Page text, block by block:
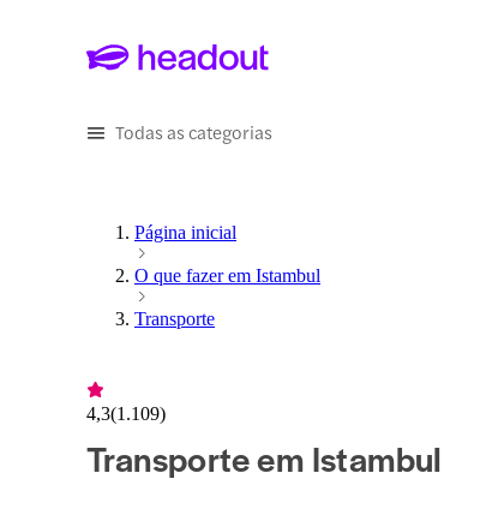
Todas as categorias
Página inicial
O que fazer em Istambul
Transporte
4,3(1.109)
Transporte em Istambul